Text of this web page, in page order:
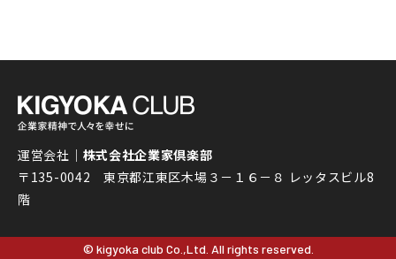
運営会社｜ 株式会社企業家倶楽部
〒135-0042 東京都江東区木場３－１６－８ レッタスビル8
階
© kigyoka club Co.,Ltd. All rights reserved.